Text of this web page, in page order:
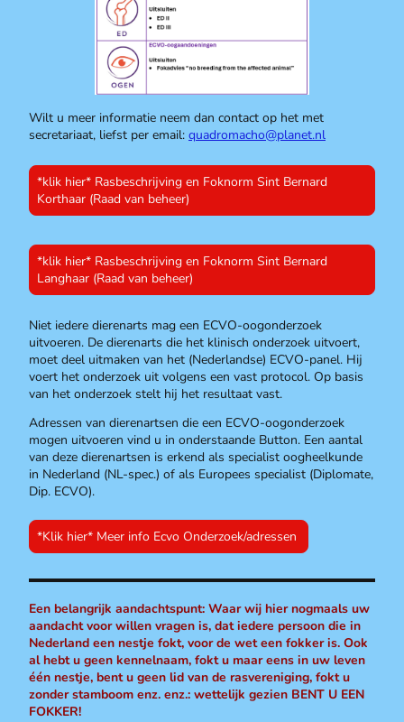
Wilt u meer informatie neem dan contact op het met
secretariaat, liefst per email: quadromacho@planet.nl
*klik hier* Rasbeschrijving en Foknorm Sint Bernard
Korthaar (Raad van beheer)
*klik hier* Rasbeschrijving en Foknorm Sint Bernard
Langhaar (Raad van beheer)
Niet iedere dierenarts mag een ECVO-oogonderzoek
uitvoeren. De dierenarts die het klinisch onderzoek uitvoert,
moet deel uitmaken van het (Nederlandse) ECVO-panel. Hij
voert het onderzoek uit volgens een vast protocol. Op basis
van het onderzoek stelt hij het resultaat vast.
Adressen van dierenartsen die een ECVO-oogonderzoek
mogen uitvoeren vind u in onderstaande Button. Een aantal
van deze dierenartsen is erkend als specialist oogheelkunde
in Nederland (NL-spec.) of als Europees specialist (Diplomate,
Dip. ECVO).
*Klik hier* Meer info Ecvo Onderzoek/adressen
Een belangrijk aandachtspunt: Waar wij hier nogmaals uw
aandacht voor willen vragen is, dat iedere persoon die in
Nederland een nestje fokt, voor de wet een fokker is. Ook
al hebt u geen kennelnaam, fokt u maar eens in uw leven
één nestje, bent u geen lid van de rasvereniging, fokt u
zonder stamboom enz. enz.: wettelijk gezien BENT U EEN
FOKKER!